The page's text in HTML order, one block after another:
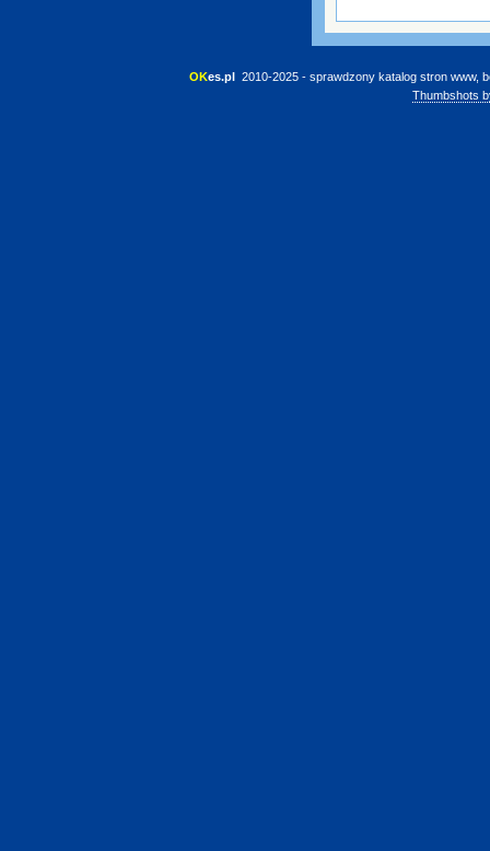
OKes.pl 2010-2025 - sprawdzony katalog stron www,
Thumbshots